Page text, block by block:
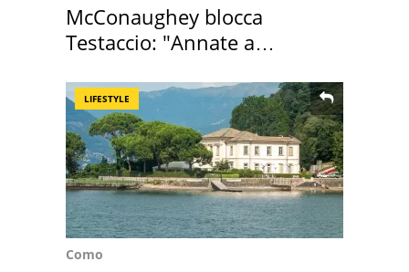
McConaughey blocca
Testaccio: "Annate a
LIFESTYLE
Como